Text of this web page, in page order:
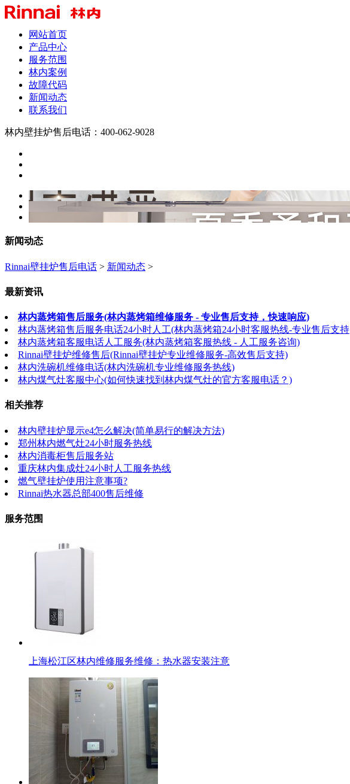
网站首页
产品中心
服务范围
林内案例
故障代码
新闻动态
联系我们
林内壁挂炉售后电话：400-062-9028
新闻动态
Rinnai壁挂炉售后电话 > 新闻动态 >
最新资讯
林内蒸烤箱售后服务(林内蒸烤箱维修服务 - 专业售后支持，快速响应)
林内蒸烤箱售后服务电话24小时人工(林内蒸烤箱24小时客服热线-专业售后支持
林内蒸烤箱客服电话人工服务(林内蒸烤箱客服热线 - 人工服务咨询)
Rinnai壁挂炉维修售后(Rinnai壁挂炉专业维修服务-高效售后支持)
林内洗碗机维修电话(林内洗碗机专业维修服务热线)
林内煤气灶客服中心(如何快速找到林内煤气灶的官方客服电话？)
相关推荐
林内壁挂炉显示e4怎么解决(简单易行的解决方法)
郑州林内燃气灶24小时服务热线
林内消毒柜售后服务站
重庆林内集成灶24小时人工服务热线
燃气壁挂炉使用注意事项?
Rinnai热水器总部400售后维修
服务范围
上海松江区林内维修服务维修：热水器安装注意